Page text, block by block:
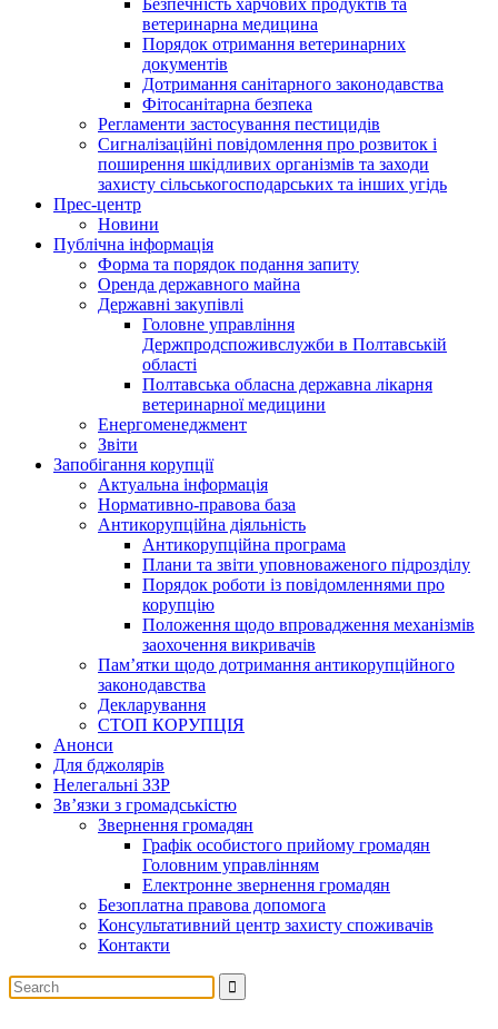
Безпечність харчових продуктів та
ветеринарна медицина
Порядок отримання ветеринарних
документів
Дотримання санітарного законодавства
Фітосанітарна безпека
Регламенти застосування пестицидів
Сигналізаційні повідомлення про розвиток і
поширення шкідливих організмів та заходи
захисту сільськогосподарських та інших угідь
Прес-центр
Новини
Публічна інформація
Форма та порядок подання запиту
Оренда державного майна
Державні закупівлі
Головне управління
Держпродспоживслужби в Полтавській
області
Полтавська обласна державна лікарня
ветеринарної медицини
Енергоменеджмент
Звіти
Запобігання корупції
Актуальна інформація
Нормативно-правова база
Антикорупційна діяльність
Антикорупційна програма
Плани та звіти уповноваженого підрозділу
Порядок роботи із повідомленнями про
корупцію
Положення щодо впровадження механізмів
заохочення викривачів
Пам’ятки щодо дотримання антикорупційного
законодавства
Декларування
СТОП КОРУПЦІЯ
Анонси
Для бджолярів
Нелегальні ЗЗР
Зв’язки з громадськістю
Звернення громадян
Графік особистого прийому громадян
Головним управлінням
Електронне звернення громадян
Безоплатна правова допомога
Консультативний центр захисту споживачів
Контакти